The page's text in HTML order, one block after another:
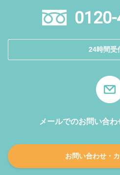
24時間受
メールでのお問い合
お問い合わせ・